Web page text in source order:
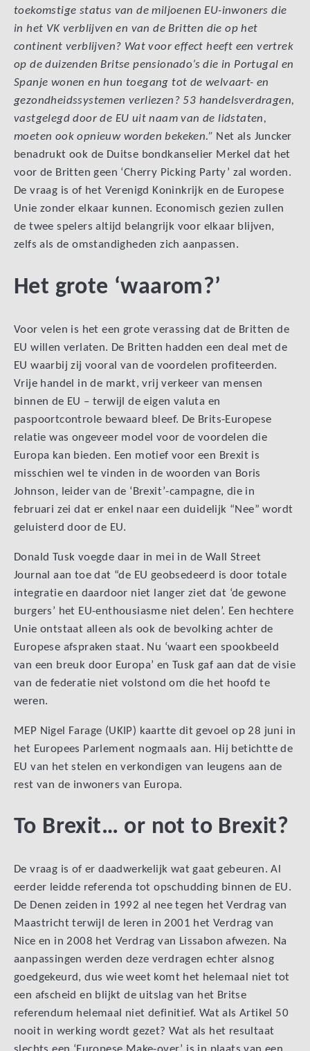
toekomstige status van de miljoenen EU-inwoners die
in het VK verblijven en van de Britten die op het
continent verblijven? Wat voor effect heeft een vertrek
op de duizenden Britse pensionado’s die in Portugal en
Spanje wonen en hun toegang tot de welvaart- en
gezondheidssystemen verliezen? 53 handelsverdragen,
vastgelegd door de EU uit naam van de lidstaten,
moeten ook opnieuw worden bekeken.” Net als Juncker
benadrukt ook de Duitse bondkanselier Merkel dat het
voor de Britten geen ‘Cherry Picking Party’ zal worden.
De vraag is of het Verenigd Koninkrijk en de Europese
Unie zonder elkaar kunnen. Economisch gezien zullen
de twee spelers altijd belangrijk voor elkaar blijven,
zelfs als de omstandigheden zich aanpassen.
Het grote ‘waarom?’
Voor velen is het een grote verassing dat de Britten de
EU willen verlaten. De Britten hadden een deal met de
EU waarbij zij vooral van de voordelen profiteerden.
Vrije handel in de markt, vrij verkeer van mensen
binnen de EU – terwijl de eigen valuta en
paspoortcontrole bewaard bleef. De Brits-Europese
relatie was ongeveer model voor de voordelen die
Europa kan bieden. Een motief voor een Brexit is
misschien wel te vinden in de woorden van Boris
Johnson, leider van de ‘Brexit’-campagne, die in
februari zei dat er enkel naar een duidelijk “Nee” wordt
geluisterd door de EU.
Donald Tusk voegde daar in mei in de Wall Street
Journal aan toe dat “de EU geobsedeerd is door totale
integratie en daardoor niet langer ziet dat ‘de gewone
burgers’ het EU-enthousiasme niet delen’. Een hechtere
Unie ontstaat alleen als ook de bevolking achter de
Europese afspraken staat. Nu ‘waart een spookbeeld
van een breuk door Europa’ en Tusk gaf aan dat de visie
van de federatie niet volstond om die het hoofd te
weren.
MEP Nigel Farage (UKIP) kaartte dit gevoel op 28 juni in
het Europees Parlement nogmaals aan. Hij betichtte de
EU van het stelen en verkondigen van leugens aan de
rest van de inwoners van Europa.
To Brexit… or not to Brexit?
De vraag is of er daadwerkelijk wat gaat gebeuren. Al
eerder leidde referenda tot opschudding binnen de EU.
De Denen zeiden in 1992 al nee tegen het Verdrag van
Maastricht terwijl de Ieren in 2001 het Verdrag van
Nice en in 2008 het Verdrag van Lissabon afwezen. Na
aanpassingen werden deze verdragen echter alsnog
goedgekeurd, dus wie weet komt het helemaal niet tot
een afscheid en blijkt de uitslag van het Britse
referendum helemaal niet definitief. Wat als Artikel 50
nooit in werking wordt gezet? Wat als het resultaat